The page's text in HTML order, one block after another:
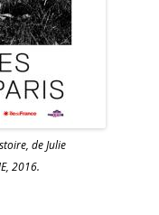
de Julie
2016.